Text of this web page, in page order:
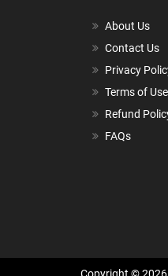
About Us
Contact Us
Privacy
Terms of Use
Refund
FAQs